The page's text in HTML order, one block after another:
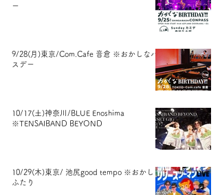
ー
9/28(月)東京/Com.Cafe 音倉 ※おかしなバー
スデー
10/17(土)神奈川/BLUE Enoshima
※TENSAIBAND BEYOND
10/29(木)東京/ 池尻good tempo ※おかしな
ふたり